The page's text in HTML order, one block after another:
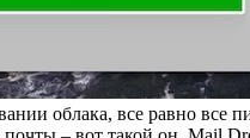
облака, все равно